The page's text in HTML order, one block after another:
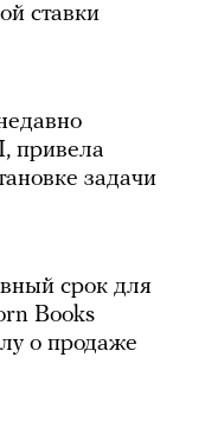
ставки
привела
задачи
срок для
Books
о продаже